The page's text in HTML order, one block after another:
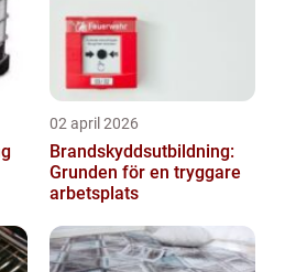
02 april 2026
Brandskyddsutbildning:
Grunden för en tryggare
arbetsplats